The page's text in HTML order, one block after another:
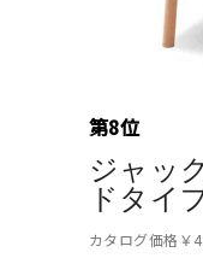
第8位
ジャッ
ドタイ
カタログ価格￥